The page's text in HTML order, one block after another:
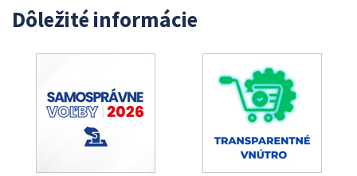
Dôležité informácie